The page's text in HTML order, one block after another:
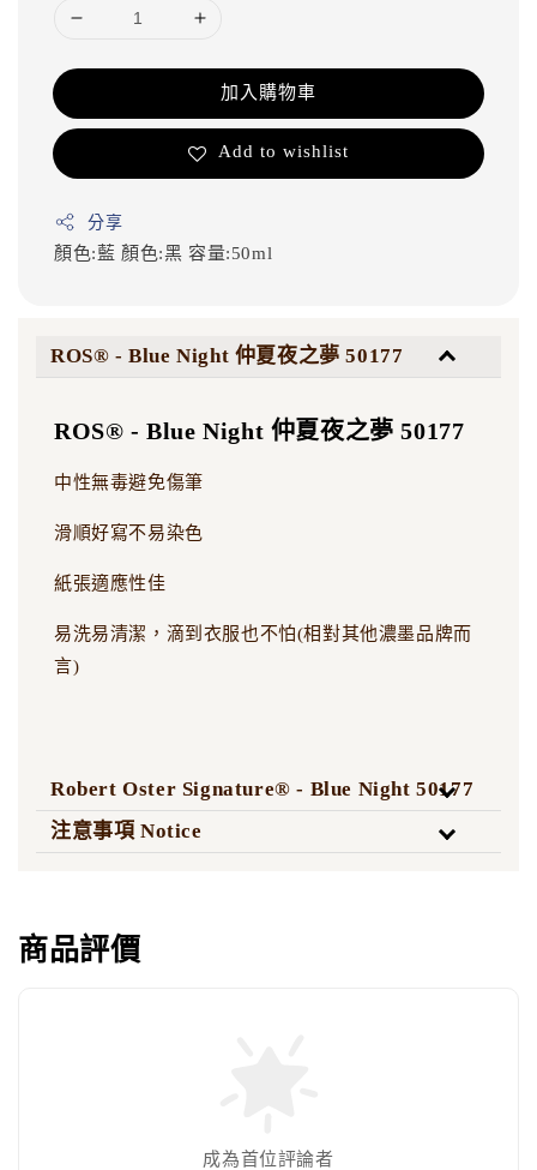
加入購物車
Add to wishlist
分享
顏色:藍 顏色:黑 容量:50ml
ROS® - Blue Night 仲夏夜之夢 50177
ROS® - Blue Night 仲夏夜之夢 50177
中性無毒避免傷筆
滑順好寫不易染色
紙張適應性佳
易洗易清潔，滴到衣服也不怕(相對其他濃墨品牌而
言)
Robert Oster Signature® - Blue Night 50177
注意事項 Notice
商品評價
成為首位評論者